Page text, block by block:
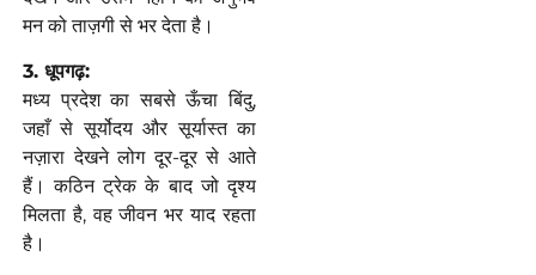
मन को ताज़गी से भर देता है।
3. धूपगढ़:
मध्य प्रदेश का सबसे ऊँचा बिंदु,
जहाँ से सूर्योदय और सूर्यास्त का
नज़ारा देखने लोग दूर-दूर से आते
हैं। कठिन ट्रेक के बाद जो दृश्य
मिलता है, वह जीवन भर याद रहता
है।